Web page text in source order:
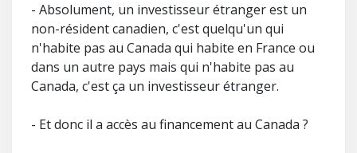
- Absolument, un investisseur étranger est un
non-résident canadien, c'est quelqu'un qui
n'habite pas au Canada qui habite en France ou
dans un autre pays mais qui n'habite pas au
Canada, c'est ça un investisseur étranger.
- Et donc il a accès au financement au Canada ?